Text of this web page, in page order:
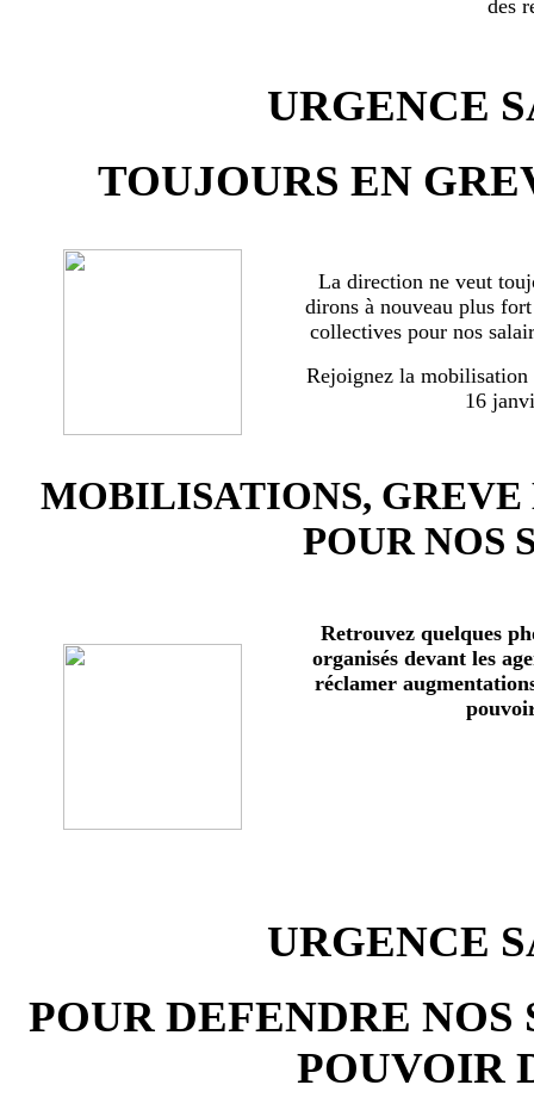
des
URGENCE
TOUJOURS EN
La direction ne veut
dirons à nouveau plus
collectives pour nos
Rejoignez la mobilisation
16
MOBILISATIONS,
POUR NOS
Retrouvez quelques
organisés devant les
réclamer
URGENCE
POUR DEFENDRE
POUVOIR